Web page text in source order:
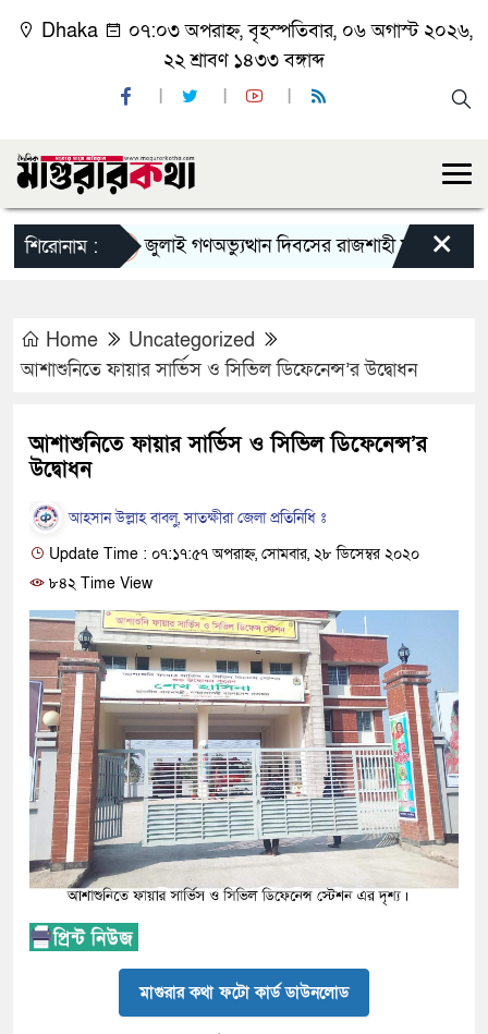
Dhaka
০৭:০৩ অপরাহ্ন, বৃহস্পতিবার, ০৬ অগাস্ট ২০২৬,
২২ শ্রাবণ ১৪৩৩ বঙ্গাব্দ
শিরোনাম : জুলাই গণঅভ্যুত্থান দিবসের রাজশাহী মহানগর×
Home
Uncategorized
আশাশুনিতে ফায়ার সার্ভিস ও সিভিল ডিফেনেন্স’র উদ্বোধন
আশাশুনিতে ফায়ার সার্ভিস ও সিভিল ডিফেনেন্স’র
উদ্বোধন
আহসান উল্লাহ বাবলু, সাতক্ষীরা জেলা প্রতিনিধি ঃ
Update Time : ০৭:১৭:৫৭ অপরাহ্ন, সোমবার, ২৮ ডিসেম্বর ২০২০
৮৪২ Time View
মাগুরার কথা ফটো কার্ড ডাউনলোড